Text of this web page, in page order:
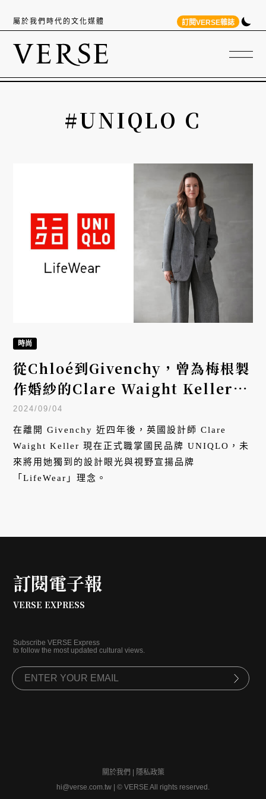
屬於我們時代的文化媒體 訂閱VERSE雜誌
#UNIQLO C
時尚
從Chloé到Givenchy，曾為梅根製
作婚紗的Clare Waight Keller上
任UNIQLO創意總監
2024/09/04
在離開 Givenchy 近四年後，英國設計師 Clare
Waight Keller 現在正式職掌國民品牌 UNIQLO，未
來將用她獨到的設計眼光與視野宣揚品牌
「LifeWear」理念。
訂閱電子報
VERSE EXPRESS
Subscribe VERSE Express
to follow the most updated cultural views.
關於我們
隱私政策
hi@verse.com.tw
© VERSE All rights reserved.